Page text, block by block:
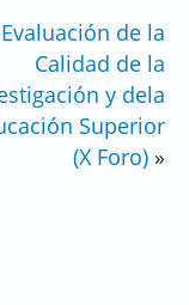
Evaluación de la
Calidad de la
y dela
Superior
(X Foro) »